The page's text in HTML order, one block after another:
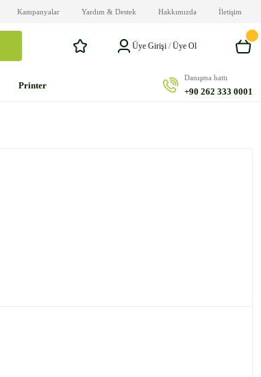
Kampanyalar Yardım & Destek Hakkımızda İletişim
Üye Girişi /Üye Ol
Printer
Danışma hattı
+90 262 333 0001